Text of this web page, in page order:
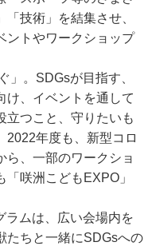
技術」を結集させ、
ントやワークショップ
。SDGsが目指す、
け、イベントを通して
立つこと、守りたいも
2022年度も、新型コロ
ら、一部のワークショ
咲洲こどもEXPO」
ムは、広い会場内を
たちと一緒にSDGsへの